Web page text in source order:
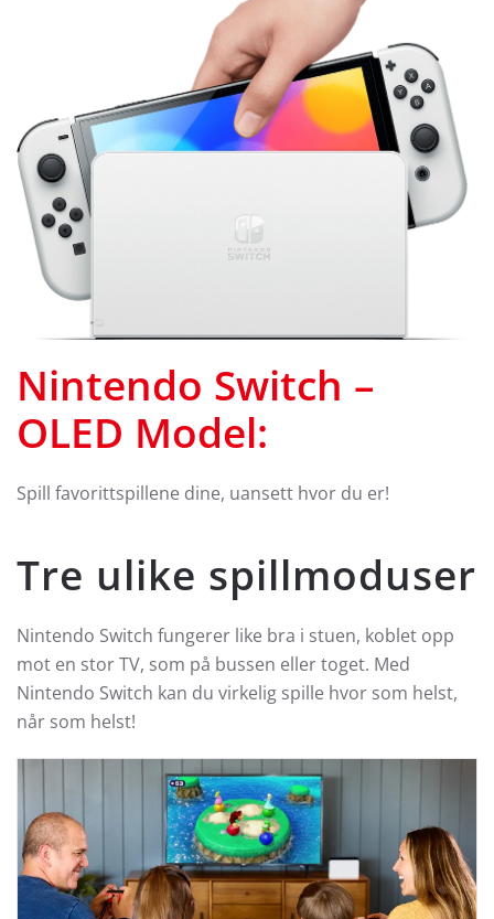
Nintendo Switch –
OLED Model:
Spill favorittspillene dine, uansett hvor du er!
Tre ulike spillmoduser
Nintendo Switch fungerer like bra i stuen, koblet opp
mot en stor TV, som på bussen eller toget. Med
Nintendo Switch kan du virkelig spille hvor som helst,
når som helst!